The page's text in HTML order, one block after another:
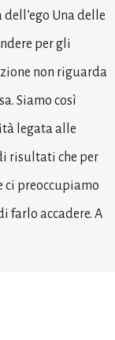
Una delle
per gli
non riguarda
Siamo così
legata alle
risultati che per
ci preoccupiamo
farlo accadere. A